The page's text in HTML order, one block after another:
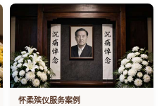
怀柔殡仪服务案例